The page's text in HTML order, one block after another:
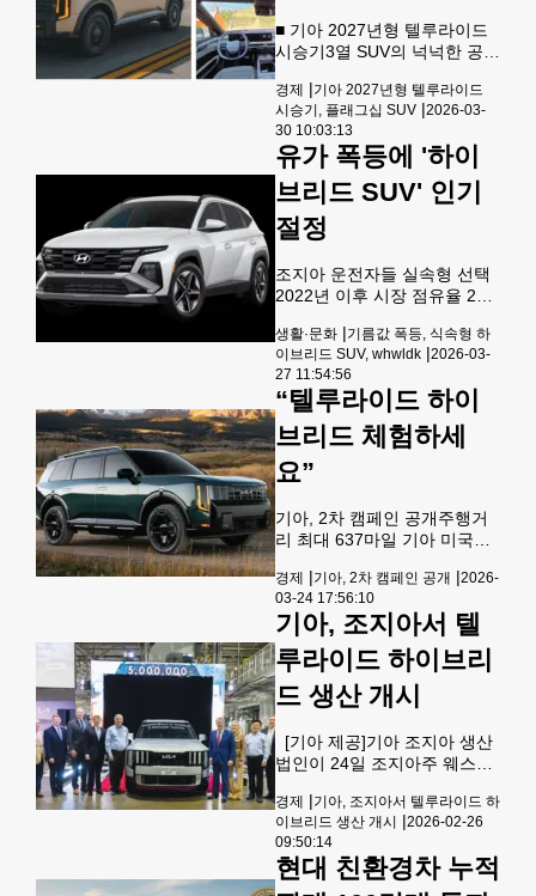
미국 판매량이 8만157대로, 전
년 동기 8만1,503대 대비
는 미국의 자동차 관세가 예정
됐던 지난해 초
■ 기아 2027년형 텔루라이드
시승기3열 SUV의 넉넉한 공간
최적차원 다른 디자인·연비·성
능첨단 보조시스템·안정성
↑ 기아의 플래그십 SUV인
2027년형 텔루라이드는 최초
로 높은 연비를 제공하는 하이
브리드 파워트레인과 오프로
드 성능이 강화된 X-Pro 모델
등 다양한 선택을 제공한다. 무
엇보다 3열 SUV만이 제공할
수 있는 넓은 공간과 안전성이
돋보인다. &lt;기아제공
&gt; 기아의 플래그십 SUV인
2027년형 텔루라이드는 최초
로 높은 연비를 제공하는 하이
브리드 파워트레인과
경제 |기아 2027년형 텔루라이드
시승기, 플래그십 SUV |2026-03-
30 10:03:13
유가 폭등에 '하이
브리드 SUV' 인기
절정
조지아 운전자들 실속형 선택
2022년 이후 시장 점유율 2
조지아주를 포함한 미 전역 운
전자들의 시선이 하이브리드
SUV로 쏠리고 있다. 현재 전국
의 일반 무연 휘발유 평균 가격
은 갤런당 약 4달러에 육박한
다. 조지아주의 경우, 주 정부
의 유류세 징수 중단 조치 덕분
3.62달러(AAA 집계)로 전국
평균보다는 낮지만, 불과 한 달
전 2.78달러였던 것과 비교하
면 가파른 상승세다.자동차 소
유는 장기적인 비용이 발생하
는 일이며, 보험료를 제외하고
가장 큰 변동 비용은
생활·문화 |기름값 폭등, 식속형 하
이브리드 SUV, whwldk |2026-03-
27 11:54:56
“텔루라이드 하이
브리드 체험하세
요”
기아, 2차 캠페인 공개주행거
리 최대 637마일 기아 미국법
드 SUV의 크리에이티브 캠페
인 두 번째 광고를 공개했다.
최초의 하이브리드 차량인 2세
대 텔루라이드는 자신감 있는
주행 성능과 경쾌한 가속 성능
에 더해 뛰어난 효율성과 동급
최고 수준의 안락함 및 편의성
을 제공한다. 이번 크리에이티
브 캠페인 ‘바다사자’(Sea
Lion) 편은 한 가족이 아이의
꿈을 이루기 위해 떠나는 여정
을 담았다. 텔루라이드 터보 하
이브리드의 넓은 2열 공간에서
좋아하는 인형을 안은 아이와
함께 가족은 계곡과 산
경제 |기아, 2차 캠페인 공개 |2026-
03-24 17:56:10
기아, 조지아서 텔
루라이드 하이브리
드 생산 개시
[기아 제공]기아 조지아 생산
법인이 24일 조지아주 웨스트
뉴 텔루라이드 생산을 개시했
다. 2009년 양산을 시작한 기
아 조지아는 이날 누적 생산
500만대 달성도 기념했다. 기
경제 |기아, 조지아서 텔루라이드 하
이브리드 생산 개시 |2026-02-26
09:50:14
현대 친환경차 누적